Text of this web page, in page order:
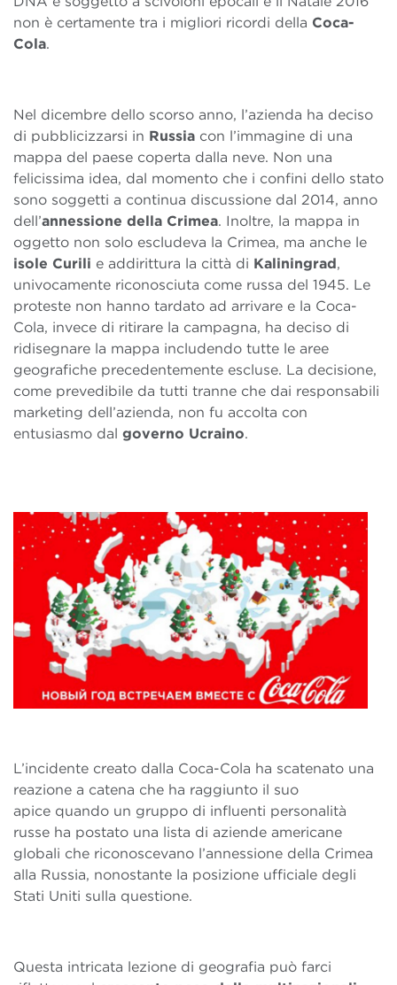
non è certamente tra i migliori ricordi della Coca-
Cola.
Nel dicembre dello scorso anno, l’azienda ha deciso
di pubblicizzarsi in Russia con l’immagine di una
mappa del paese coperta dalla neve. Non una
felicissima idea, dal momento che i confini dello stato
sono soggetti a continua discussione dal 2014, anno
dell’annessione della Crimea. Inoltre, la mappa in
oggetto non solo escludeva la Crimea, ma anche le
isole Curili e addirittura la città di Kaliningrad,
univocamente riconosciuta come russa del 1945. Le
proteste non hanno tardato ad arrivare e la Coca-
Cola, invece di ritirare la campagna, ha deciso di
ridisegnare la mappa includendo tutte le aree
geografiche precedentemente escluse. La decisione,
come prevedibile da tutti tranne che dai responsabili
marketing dell’azienda, non fu accolta con
entusiasmo dal governo Ucraino.
L’incidente creato dalla Coca-Cola ha scatenato una
reazione a catena che ha raggiunto il suo
apice quando un gruppo di influenti personalità
russe ha postato una lista di aziende americane
globali che riconoscevano l’annessione della Crimea
alla Russia, nonostante la posizione ufficiale degli
Stati Uniti sulla questione.
Questa intricata lezione di geografia può farci